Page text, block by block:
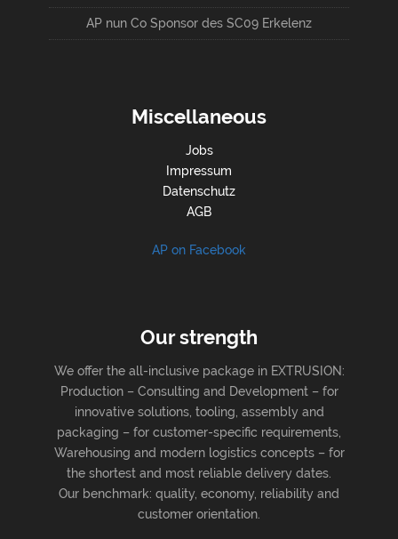
AP nun Co Sponsor des SC09 Erkelenz
Miscellaneous
Jobs
Impressum
Datenschutz
AGB
AP on Facebook
Our strength
We offer the all-inclusive package in EXTRUSION:
Production – Consulting and Development – for
innovative solutions, tooling, assembly and
packaging – for customer-specific requirements,
Warehousing and modern logistics concepts – for
the shortest and most reliable delivery dates.
Our benchmark: quality, economy, reliability and
customer orientation.